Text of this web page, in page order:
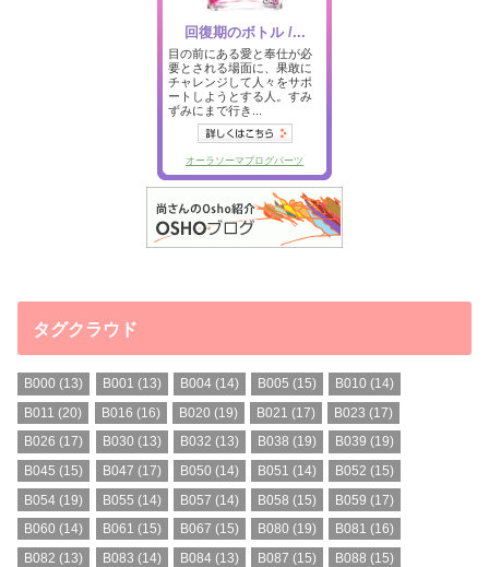
タグクラウド
B000 (13) B001 (13) B004(14) B005 (15) B010 (14)
B011 (20) B016 (16) B020 (19) B021 (17) B023 (17)
B026 (17) B030 (13) B032 (13) B038 (19) B039 (19)
B045 (15) B047 (17) B050 (14) B051 (14) B052 (15)
B054 (19) B055 (14) B057 (14) B058 (15) B059 (17)
B060 (14) B061 (15) B067 (15) B080 (19) B081 (16)
B082 (13) B083 (14) B084(13) B087 (15) B088 (15)